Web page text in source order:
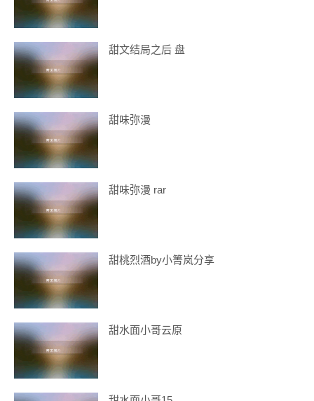
甜文结局之后 盘
甜味弥漫
甜味弥漫 rar
甜桃烈酒by小箐岚分享
甜水面小哥云原